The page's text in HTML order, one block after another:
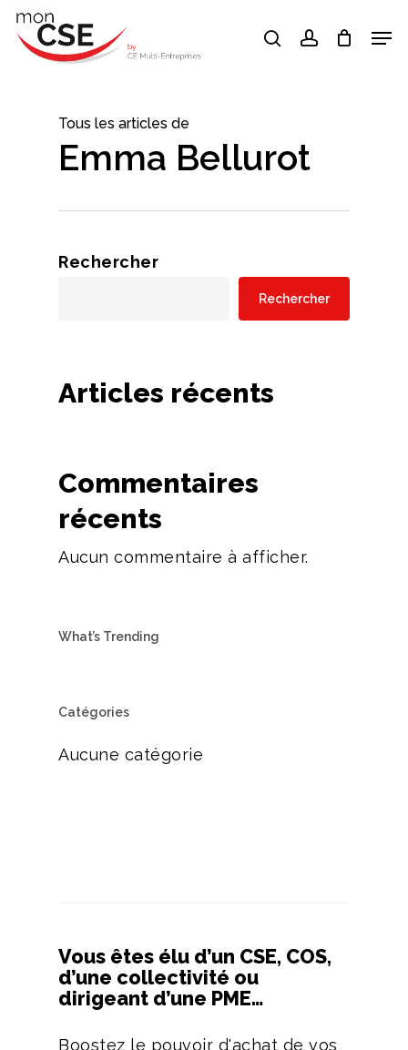
Skip
searchaccount
Tous les articles de
Emma Bellurot
Rechercher
Rechercher
Articles récents
Commentaires
récents
Aucun commentaire à afficher.
What’s Trending
Catégories
Aucune catégorie
Vous êtes élu d’un CSE, COS,
d’une collectivité ou
dirigeant d’une PME…
Boostez le pouvoir d'achat de vos